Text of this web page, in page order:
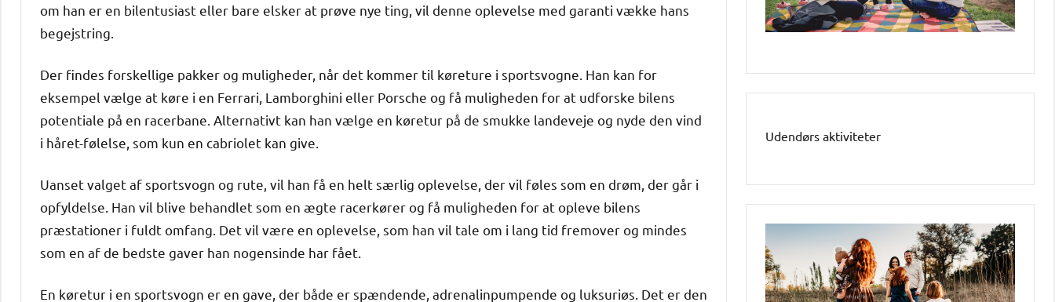
om han er en bilentusiast eller bare elsker at prøve nye ting, vil denne oplevelse med garanti vække hans
begejstring.
Der findes forskellige pakker og muligheder, når det kommer til køreture i sportsvogne. Han kan for
eksempel vælge at køre i en Ferrari, Lamborghini eller Porsche og få muligheden for at udforske bilens
potentiale på en racerbane. Alternativt kan han vælge en køretur på de smukke landeveje og nyde den vind
i håret-følelse, som kun en cabriolet kan give.
Uanset valget af sportsvogn og rute, vil han få en helt særlig oplevelse, der vil føles som en drøm, der går i
opfyldelse. Han vil blive behandlet som en ægte racerkører og få muligheden for at opleve bilens
præstationer i fuldt omfang. Det vil være en oplevelse, som han vil tale om i lang tid fremover og mindes
som en af de bedste gaver han nogensinde har fået.
En køretur i en sportsvogn er en gave, der både er spændende, adrenalinpumpende og luksuriøs. Det er den
Udendørs aktiviteter